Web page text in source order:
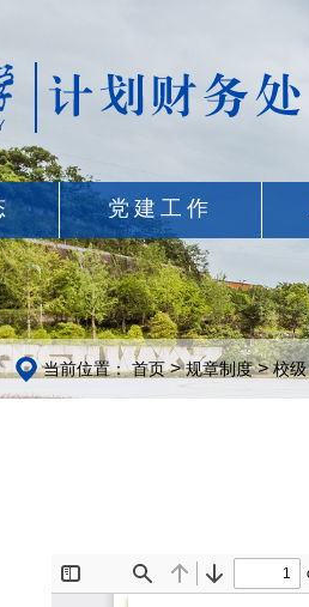
党建工作
当前位置： 首页>规章制度>校级